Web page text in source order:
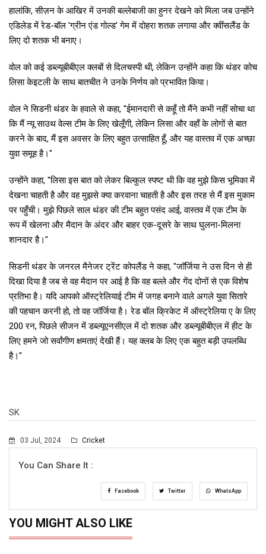
हालांकि, सीज़न के आखिर में उनकी बल्लेबाजी का हुनर देखने को मिला जब उन्होंने
एडिलेड में रेड-बॉल 'ग्रीन एंड गोल्ड' गेम में दोहरा शतक लगाया और क्वींसलैंड के
लिए दो शतक भी बनाए।
वोल को कई डब्ल्यूबीबीएल क्लबों से दिलचस्पी थी, लेकिन उन्होंने कहा कि थंडर कोच
लिसा केइटली के साथ बातचीत ने उनके निर्णय को प्रभावित किया।
वोल ने सिडनी थंडर के हवाले से कहा, "ईमानदारी से कहूँ तो मैंने कभी नहीं सोचा था
कि मैं न्यू साउथ वेल्स टीम के लिए खेलूँगी, लेकिन लिसा और वहाँ के लोगों से बात
करने के बाद, मैं इस अवसर के लिए बहुत उत्साहित हूँ, और यह वास्तव में एक अच्छा
युवा समूह है।"
उन्होंने कहा, "लिसा इस बात को लेकर बिल्कुल स्पष्ट थी कि वह मुझे किस भूमिका में
देखना चाहती है और वह मुझसे क्या करवाना चाहती है और इस तरह से मैं इस मुकाम
पर पहुँची। मुझे पिछले साल थंडर की टीम बहुत पसंद आई, वास्तव में एक टीम के
रूप में खेलना और मैदान के अंदर और बाहर एक-दूसरे के साथ घुलना-मिलना
शानदार है।"
सिडनी थंडर के जनरल मैनेजर ट्रेंट कोपलैंड ने कहा, "जॉर्जिया ने उस दिन से ही
दिखा दिया है जब से वह मैदान पर आई है कि वह बल्ले और गेंद दोनों से एक विशेष
प्रतिभा है। यदि आपको ऑस्ट्रेलियाई टीम में जगह बनाने वाले अगले युवा सितारे
की पहचान करनी हो, तो वह जॉर्जिया है। रेड बॉल क्रिकेट में ऑस्ट्रेलिया ए के लिए
200 रन, पिछले सीजन में डब्ल्यूएनसीएल में दो शतक और डब्ल्यूबीबीएल में हीट के
लिए हमने जो सर्वांगीण क्षमताएं देखी हैं। यह क्लब के लिए एक बहुत बड़ी उपलब्धि
है।"
SK
03 Jul, 2024 Cricket
You Can Share It :
Facebook Twitter WhatsApp
YOU MIGHT ALSO LIKE